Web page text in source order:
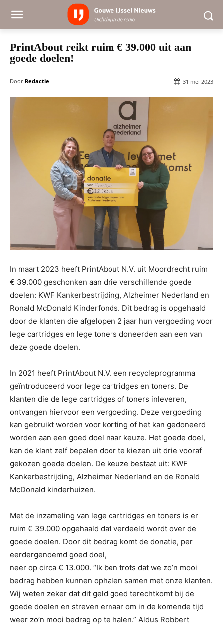
PrintAbout reikt ruim € 39.000 uit aan
goede doelen!
Door Redactie 31 mei 2023
In maart 2023 heeft PrintAbout N.V. uit Moordrecht ruim
€ 39.000 geschonken aan drie verschillende goede
doelen: KWF Kankerbestrijding, Alzheimer Nederland en
Ronald McDonald Kinderfonds. Dit bedrag is opgehaald
door de klanten die afgelopen 2 jaar hun vergoeding voor
lege cartridges en lege toners doneerden aan een van
deze goede doelen.
In 2021 heeft PrintAbout N.V. een recycleprogramma
geïntroduceerd voor lege cartridges en toners. De
klanten die de lege cartridges of toners inleveren,
ontvangen hiervoor een vergoeding. Deze vergoeding
kan gebruikt worden voor korting of het kan gedoneerd
worden aan een goed doel naar keuze. Het goede doel,
kan de klant zelf bepalen door te kiezen uit drie vooraf
gekozen goede doelen. De keuze bestaat uit: KWF
Kankerbestrijding, Alzheimer Nederland en de Ronald
McDonald kinderhuizen.
Met de inzameling van lege cartridges en toners is er
ruim € 39.000 opgehaald dat verdeeld wordt over de
goede doelen. Door dit bedrag komt de donatie, per
eerdergenoemd goed doel,
neer op circa € 13.000. “Ik ben trots dat we zo’n mooi
bedrag hebben kunnen ophalen samen met onze klanten.
Wij weten zeker dat dit geld goed terechtkomt bij de
goede doelen en streven ernaar om in de komende tijd
weer zo’n mooi bedrag op te halen.” Aldus Robbert